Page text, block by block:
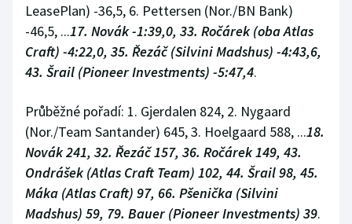
Sportovní střelba
Stolní tenis
Veslování
Vodní slalom
Volejbal
LeasePlan) -36,5, 6. Pettersen (Nor./BN Bank)
-46,5, ...17. Novák -1:39,0, 33. Ročárek (oba Atlas
Craft) -4:22,0, 35. Řezáč (Silvini Madshus) -4:43,6,
43. Šrail (Pioneer Investments) -5:47,4.
Průběžné pořadí: 1. Gjerdalen 824, 2. Nygaard
(Nor./Team Santander) 645, 3. Hoelgaard 588, ...18.
Novák 241, 32. Řezáč 157, 36. Ročárek 149, 43.
Ondrášek (Atlas Craft Team) 102, 44. Šrail 98, 45.
Máka (Atlas Craft) 97, 66. Pšenička (Silvini
Madshus) 59, 79. Bauer (Pioneer Investments) 39.